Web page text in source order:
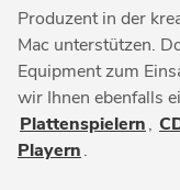
Produzent in der
Mac unterstützen.
Equipment zum
wir Ihnen ebenfalls
Plattenspielern,
Playern.